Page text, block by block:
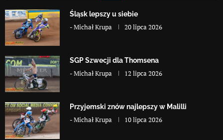
Śląsk lepszy u siebie
-Michał Krupa 20 lipca 2026
SGP Szwecji dla Thomsena
-Michał Krupa 12 lipca 2026
Przyjemski znów najlepszy w Malilli
-Michał Krupa 10 lipca 2026